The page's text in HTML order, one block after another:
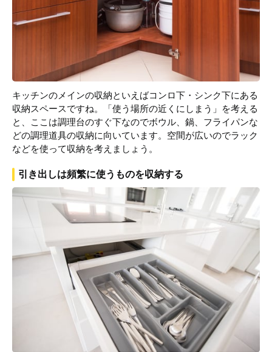
キッチンのメインの収納といえばコンロ下・シンク下にある
収納スペースですね。「使う場所の近くにしまう」を考える
と、ここは調理台のすぐ下なのでボウル、鍋、フライパンな
どの調理道具の収納に向いています。空間が広いのでラック
などを使って収納を考えましょう。
引き出しは頻繁に使うものを収納する